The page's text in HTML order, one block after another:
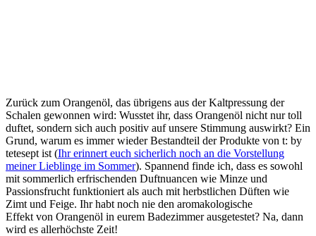
Zurück zum Orangenöl, das übrigens aus der Kaltpressung der
Schalen gewonnen wird: Wusstet ihr, dass Orangenöl nicht nur toll
duftet, sondern sich auch positiv auf unsere Stimmung auswirkt? Ein
Grund, warum es immer wieder Bestandteil der Produkte von t: by
tetesept ist (Ihr erinnert euch sicherlich noch an die Vorstellung
meiner Lieblinge im Sommer). Spannend finde ich, dass es sowohl
mit sommerlich erfrischenden Duftnuancen wie Minze und
Passionsfrucht funktioniert als auch mit herbstlichen Düften wie
Zimt und Feige. Ihr habt noch nie den aromakologische
Effekt von Orangenöl in eurem Badezimmer ausgetestet? Na, dann
wird es allerhöchste Zeit!